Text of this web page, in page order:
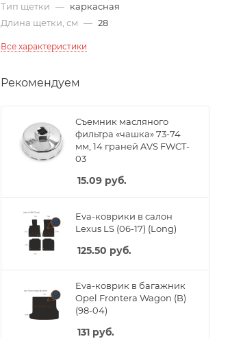
Тип щетки — каркасная
Длина щетки, см — 28
Все характеристики
Рекомендуем
Съемник масляного
фильтра «чашка» 73-74
мм, 14 граней AVS FWCT-
03
15.09 руб.
Eva-коврики в салон
Lexus LS (06-17) (Long)
125.50 руб.
Eva-коврик в багажник
Opel Frontera Wagon (B)
(98-04)
131 руб.